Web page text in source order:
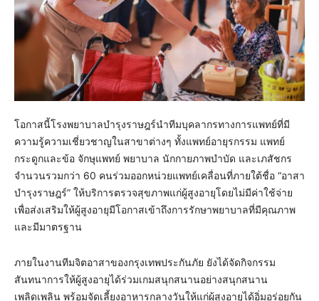
โอกาสนี้โรงพยาบาลบำรุงราษฎร์นำทีมบุคลากรทางการแพทย์ที่มี
ความรู้ความเชี่ยวชาญในสาขาต่างๆ ทั้งแพทย์อายุรกรรม แพทย์
กระดูกและข้อ จักษุแพทย์ พยาบาล นักกายภาพบำบัด และเภสัชกร
จำนวนรวมกว่า 60 คนร่วมออกหน่วยแพทย์เคลื่อนที่ภายใต้ชื่อ “อาสา
บำรุงราษฎร์” ให้บริการตรวจสุขภาพแก่ผู้สูงอายุโดยไม่มีค่าใช้จ่าย
เพื่อส่งเสริมให้ผู้สูงอายุมีโอกาสเข้าถึงการรักษาพยาบาลที่มีคุณภาพ
และมีมาตรฐาน
ภายในงานทีมจิตอาสาของกรุงเทพประกันภัย ยังได้จัดกิจกรรม
สันทนาการให้ผู้สูงอายุได้ร่วมเกมสนุกสนานอย่างสนุกสนาน
เพลิดเพลิน พร้อมจัดเลี้ยงอาหารกลางวันให้แก่ผู้สูงอายุได้อิ่มอร่อยกัน